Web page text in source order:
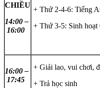
CHIỀU
14:00 –
16:00
+ Thứ 2-4-6: Tiếng
+ Thứ 3-5: Sinh
16:00 –
17:45
+ Giải lao, vui chơi,
+ Trả học sinh